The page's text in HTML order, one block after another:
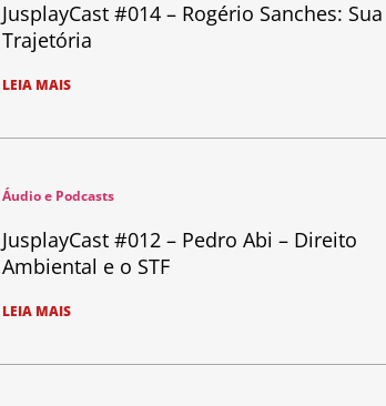
JusplayCast #014 – Rogério Sanches: Sua
Trajetória
LEIA MAIS
Áudio e Podcasts
JusplayCast #012 – Pedro Abi – Direito
Ambiental e o STF
LEIA MAIS